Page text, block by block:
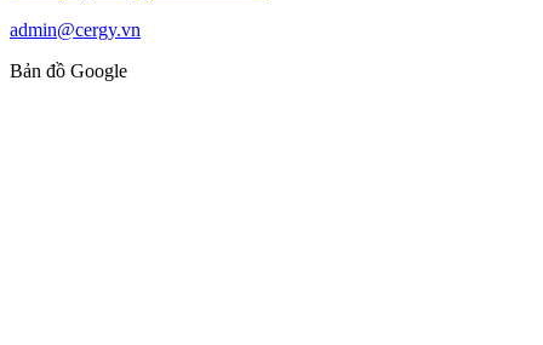
admin@cergy.vn
Bản đồ Google